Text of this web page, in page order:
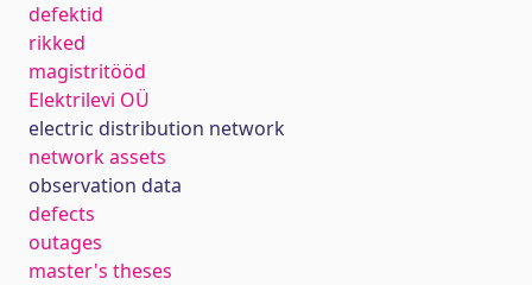
defektid
rikked
magistritööd
Elektrilevi OÜ
electric distribution network
network assets
observation data
defects
outages
master's theses